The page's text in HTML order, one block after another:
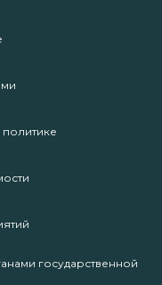
государственной